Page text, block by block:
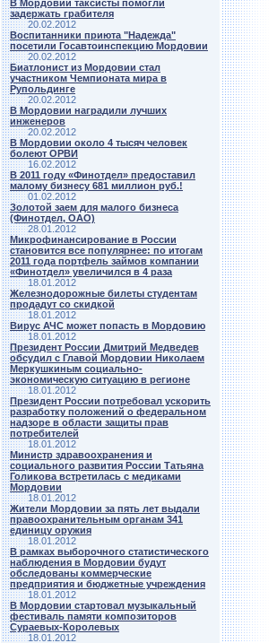
В Мордовии таксисты помогли
задержать грабителя
20.02.2012
Воспитанники приюта "Надежда"
посетили Госавтоинспекцию Мордовии
20.02.2012
Биатлонист из Мордовии стал
участником Чемпионата мира в
Рупольдинге
20.02.2012
В Мордовии наградили лучших
инженеров
20.02.2012
В Мордовии около 4 тысяч человек
болеют ОРВИ
16.02.2012
В 2011 году «Финотдел» предоставил
малому бизнесу 681 миллион руб.!
01.02.2012
Золотой заем для малого бизнеса
(Финотдел, ОАО)
28.01.2012
Микрофинансирование в России
становится все популярнее: по итогам
2011 года портфель займов компании
«Финотдел» увеличился в 4 раза
18.01.2012
Железнодорожные билеты студентам
продадут со скидкой
18.01.2012
Вирус АЧС может попасть в Мордовию
18.01.2012
Президент России Дмитрий Медведев
обсудил с Главой Мордовии Николаем
Меркушкиным социально-
экономическую ситуацию в регионе
18.01.2012
Президент России потребовал ускорить
разработку положений о федеральном
надзоре в области защиты прав
потребителей
18.01.2012
Министр здравоохранения и
социального развития России Татьяна
Голикова встретилась с медиками
Мордовии
18.01.2012
Жители Мордовии за пять лет выдали
правоохранительным органам 341
единицу оружия
18.01.2012
В рамках выборочного статистического
наблюдения в Мордовии будут
обследованы коммерческие
предприятия и бюджетные учреждения
18.01.2012
В Мордовии стартовал музыкальный
фестиваль памяти композиторов
Сураевых-Королевых
18.01.2012